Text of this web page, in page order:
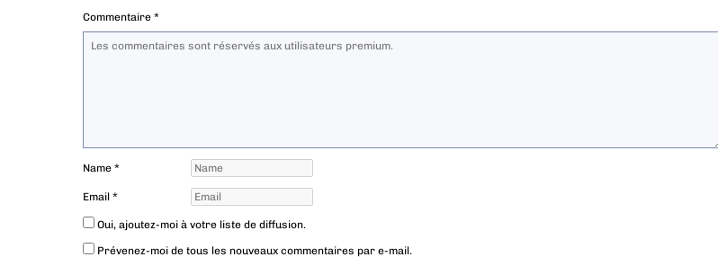
Commentaire *
Name *
Email *
Oui, ajoutez-moi à votre liste de diffusion.
Prévenez-moi de tous les nouveaux commentaires par e-mail.